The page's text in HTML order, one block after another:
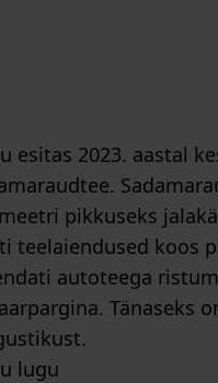
esitas 2023. aastal
pikkuseks
teelaiendused koos
autoteega
Tänaseks
lugu